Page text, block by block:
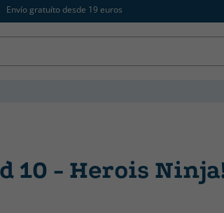
Envío gratuíto desde 19 euros
CATALÁN
10 - Herois